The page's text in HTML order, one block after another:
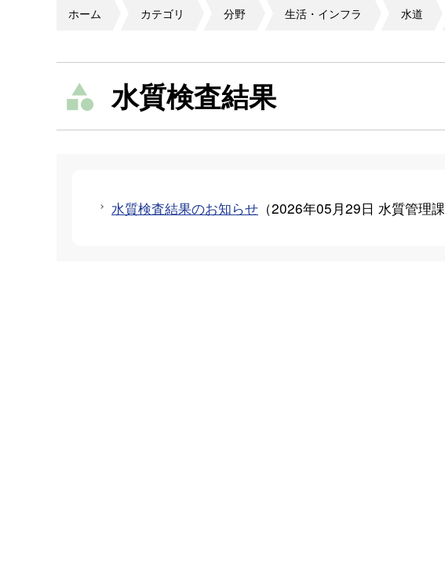
ホーム カテゴリ 分野 生活・インフラ 水道
水質検査結果
水質検査結果のお知らせ （2026年05月29日 水質管理課